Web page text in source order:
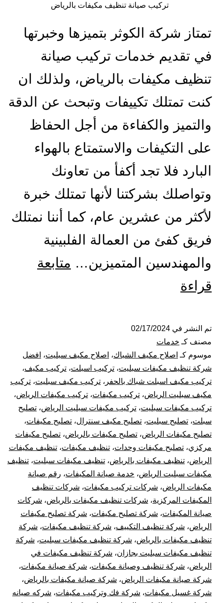
تركيب صيانة تنظيف مكيفات بالرياض
تمتاز شركة الكوثر بتميزها وخبرتها
في تقديم خدمات تركيب صيانة
تنظيف مكيفات بالرياض، ولذلك ان
كنت تمتلك تكييفات وتبحث عن الدقة
والتميز والكفاءة من أجل الحفاظ
على التكيفات والاستمتاع بالهواء
البارد فلا تجد أكفأ من تعاونك
وتواصلك بشركتنا لأنها تمتلك خبرة
لأكثر من عشرين عام، كما أننا نمتلك
فريق كفئ من العمالة الفلبينية
والمهندسين المتميزين… متابعة
قراءة
تنظيف
مكيفات
بالرياض
تم النشر في 02/17/2024
مصنف كـ خدمات
موسوم كـ اصلاح مكيف الشباك، اصلاح مكيف سبليت، افضل
شركة تنظيف مكيفات سبليت، تركيب اسبلت، تركيب مكيف،
تركيب مكيف اسبلت شباك بالحفر ، تركيب مكيف سبليت، تركيب
مكيف سبليت الرياض، تركيب مكيفات، تركيب مكيفات الرياض،
تركيب مكيفات سبليت، تركيب مكيفات سبليت الرياض، تصليح
سبلت، تصليح سبليت، تصليح مكيف سنترال، تصليح مكيفات،
تصليح مكيفات الرياض، تصليح مكيفات بالرياض، تصليح مكيفات
مركزي، تصليح مكيفات وحدات، تنظيف مكيفات، تنظيف مكيفات
الرياض، تنظيف مكيفات بالرياض، تنظيف مكيفات سبليت، تنظيف
مكيفات سبليت الرياض، خدمة صيانة المكيفات، رقم صيانة
مكيفات الرياض، شركات تركيب مكيفات، شركات تنظيف
المكيفات المركزية، شركات تنظيف مكيفات بالرياض، شركات
صيانة المكيفات، شركة تصليح مكيفات، شركة تصليح مكيفات
الرياض، شركة تنظيف التكييف، شركة تنظيف مكيفات، شركة
تنظيف مكيفات بالرياض، شركة تنظيف مكيفات سبليت، شركة
تنظيف مكيفات سبليت بجازان، شركة تنظيف مكيفات في
الرياض، شركة تنظيف وصيانة مكيفات، شركة صيانة مكيفات،
شركة صيانة مكيفات الرياض، شركة صيانة مكيفات بالرياض،
شركة غسيل مكيفات، شركة فك وتركيب مكيفات، شركه صيانه